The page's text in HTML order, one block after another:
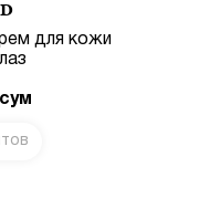
для кожи